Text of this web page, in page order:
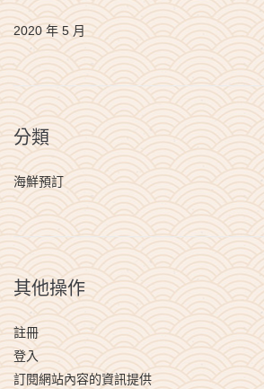
2020 年 5 月
分類
海鮮預訂
其他操作
註冊
登入
訂閱網站內容的資訊提供